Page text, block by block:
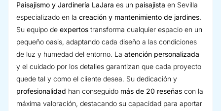
Paisajismo y Jardinería LaJara es un paisajista en Sevilla
especializado en la creación y mantenimiento de jardines.
Su equipo de expertos transforma cualquier espacio en un
pequeño oasis, adaptando cada diseño a las condiciones
de luz y humedad del entorno. La atención personalizada
y el cuidado por los detalles garantizan que cada proyecto
quede tal y como el cliente desea. Su dedicación y
profesionalidad han conseguido más de 20 reseñas con la
máxima valoración, destacando su capacidad para aportar